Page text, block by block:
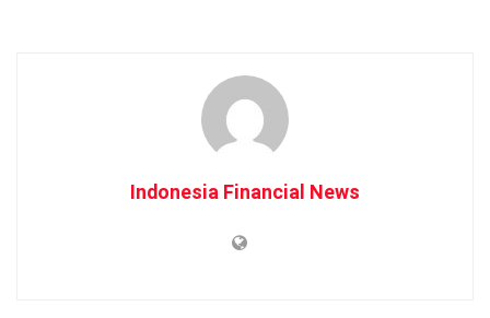
Indonesia Financial News